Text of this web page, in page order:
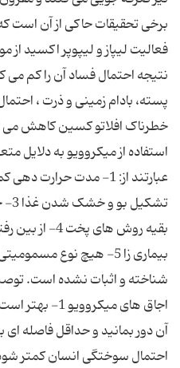
برخی تحقیقات حاکی از آن است
فعالیت لیپاز و لیپوپر اکسید
نتیجه احتمال فساد آن را کم
پسته، بادام زمینی و ذرت ،
خطرناک افلاتو کسین کاهش می
استفاده از میکروویو به دلایل
بقیه روش های
بیماری زا 5- هیچ نوع
شناخته و اثبات نشده است.
اجاق های